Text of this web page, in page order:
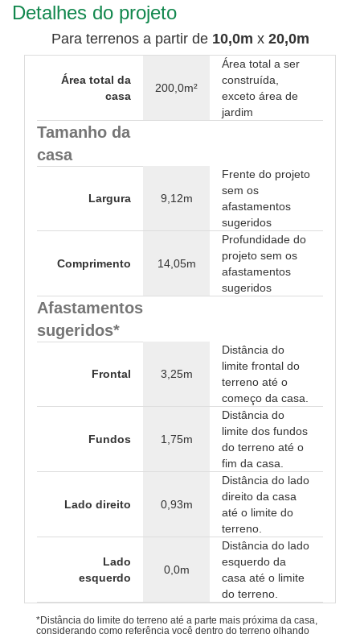
Detalhes do projeto
Para terrenos a partir de 10,0m x 20,0m
Área total da
casa
200,0m²
Área total a ser
construída,
exceto área de
jardim
Tamanho da
casa
Largura 9,12m
Frente do projeto
sem os
afastamentos
sugeridos
Comprimento 14,05m
Profundidade do
projeto sem os
afastamentos
sugeridos
Afastamentos
sugeridos*
Frontal 3,25m
Distância do
limite frontal do
terreno até o
começo da casa.
Fundos 1,75m
Distância do
limite dos fundos
do terreno até o
fim da casa.
Lado direito 0,93m
Distância do lado
direito da casa
até o limite do
terreno.
Lado
esquerdo
0,0m
Distância do lado
esquerdo da
casa até o limite
do terreno.
*Distância do limite do terreno até a parte mais próxima da casa,
considerando como referência você dentro do terreno olhando